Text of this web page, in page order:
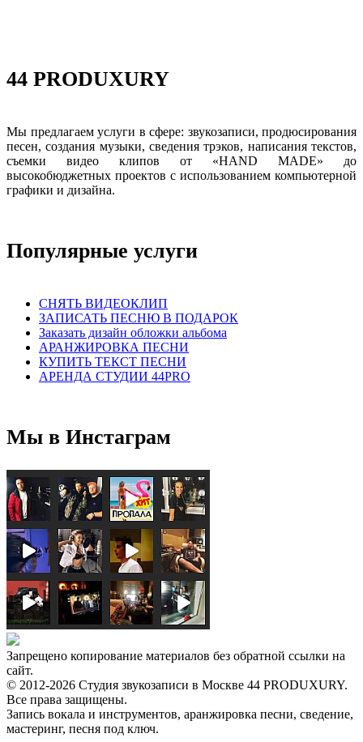
44 PRODUXURY
Мы предлагаем услуги в сфере: звукозаписи, продюсирования
песен, создания музыки, сведения трэков, написания текстов,
съемки видео клипов от «HAND MADE» до
высокобюджетных проектов с использованием компьютерной
графики и дизайна.
Популярные услуги
СНЯТЬ ВИДЕОКЛИП
ЗАПИСАТЬ ПЕСНЮ В ПОДАРОК
Заказать дизайн обложки альбома
АРАНЖИРОВКА ПЕСНИ
КУПИТЬ ТЕКСТ ПЕСНИ
АРЕНДА СТУДИИ 44PRO
Мы в Инстаграм
Запрещено копирование материалов без обратной ссылки на
сайт.
© 2012-2026 Студия звукозаписи в Москве 44 PRODUXURY.
Все права защищены.
Запись вокала и инструментов, аранжировка песни, сведение,
мастеринг, песня под ключ.